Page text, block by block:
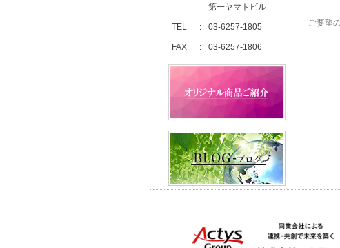
ご要望
第一ヤマトビル
TEL : 03-6257-1805
FAX : 03-6257-1806